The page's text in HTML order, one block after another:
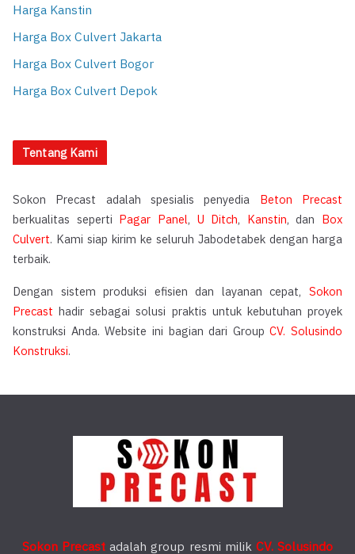
Harga Kanstin
Harga Box Culvert Jakarta
Harga Box Culvert Bogor
Harga Box Culvert Depok
Tentang Kami
Sokon Precast adalah spesialis penyedia Beton Precast
berkualitas seperti Pagar Panel, U Ditch, Kanstin, dan Box
Culvert. Kami siap kirim ke seluruh Jabodetabek dengan harga
terbaik.
Dengan sistem produksi efisien dan layanan cepat, Sokon
Precast hadir sebagai solusi praktis untuk kebutuhan proyek
konstruksi Anda. Website ini bagian dari GroupCV. Solusindo
Konstruksi.
Sokon Precast adalah group resmi milik CV. Solusindo